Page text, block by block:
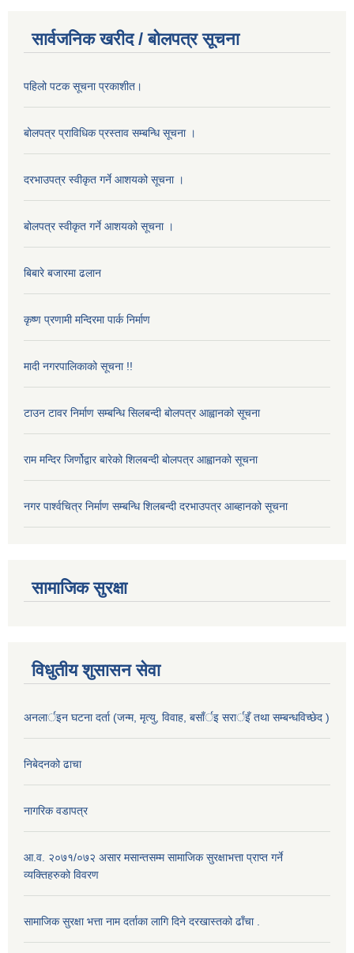
सार्वजनिक खरीद / बोलपत्र सूचना
पहिलो पटक सूचना प्रकाशीत।
बोलपत्र प्राविधिक प्रस्ताव सम्बन्धि सूचना ।
दरभाउपत्र स्वीकृत गर्ने आशयको सूचना ।
बोलपत्र स्वीकृत गर्ने आशयको सूचना ।
बिबारे बजारमा ढलान
कृष्ण प्रणामी मन्दिरमा पार्क निर्माण
मादी नगरपालिकाको सूचना !!
टाउन टावर निर्माण सम्बन्धि सिलबन्दी बोलपत्र आह्वानको सूचना
राम मन्दिर जिर्णोद्वार बारेको शिलबन्दी बोलपत्र आह्वानको सूचना
नगर पार्श्वचित्र निर्माण सम्बन्धि शिलबन्दी दरभाउपत्र आब्हानको सूचना
सामाजिक सुरक्षा
विधुतीय शुसासन सेवा
अनलार्इन घटना दर्ता (जन्म, मृत्यु, विवाह, बसाँर्इ सरार्इँ तथा सम्बन्धविच्छेद )
निबेदनको ढाचा
नागरिक वडापत्र
आ.व. २०७१/०७२ असार मसान्तसम्म सामाजिक सुरक्षाभत्ता प्राप्त गर्ने
व्यक्तिहरुको विवरण
सामाजिक सुरक्षा भत्ता नाम दर्ताका लागि दिने दरखास्तको ढाँचा .